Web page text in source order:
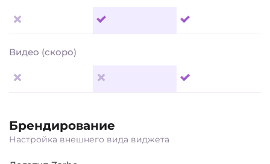
Видео (скоро)
Брендирование
Настройка внешнего вида виджета